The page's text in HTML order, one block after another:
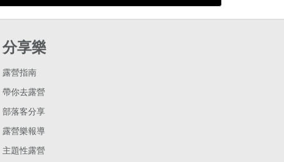
分享樂
露營指南
帶你去露營
部落客分享
露營樂報導
主題性露營